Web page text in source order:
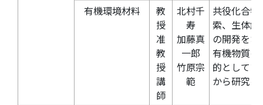
有機環境材料
教
授
准
教
授
講
師
北村千
寿
加藤真
一郎
竹原宗
範
共役化合
索、生体
の開発を
有機物質
的として
から研究